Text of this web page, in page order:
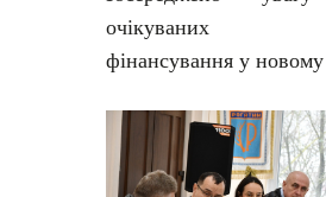
очікуваних
фінансування у новому